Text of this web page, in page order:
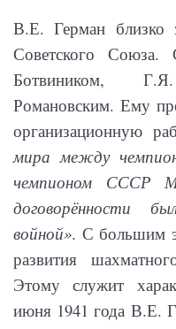
В.Е. Герман близко
Советского
Ботвиником,
Романовским. Ему
организационную
мира между
чемпионом СССР
договорённости
войной». С большим
развития
Этому служит
июня 1941 года В.Е.